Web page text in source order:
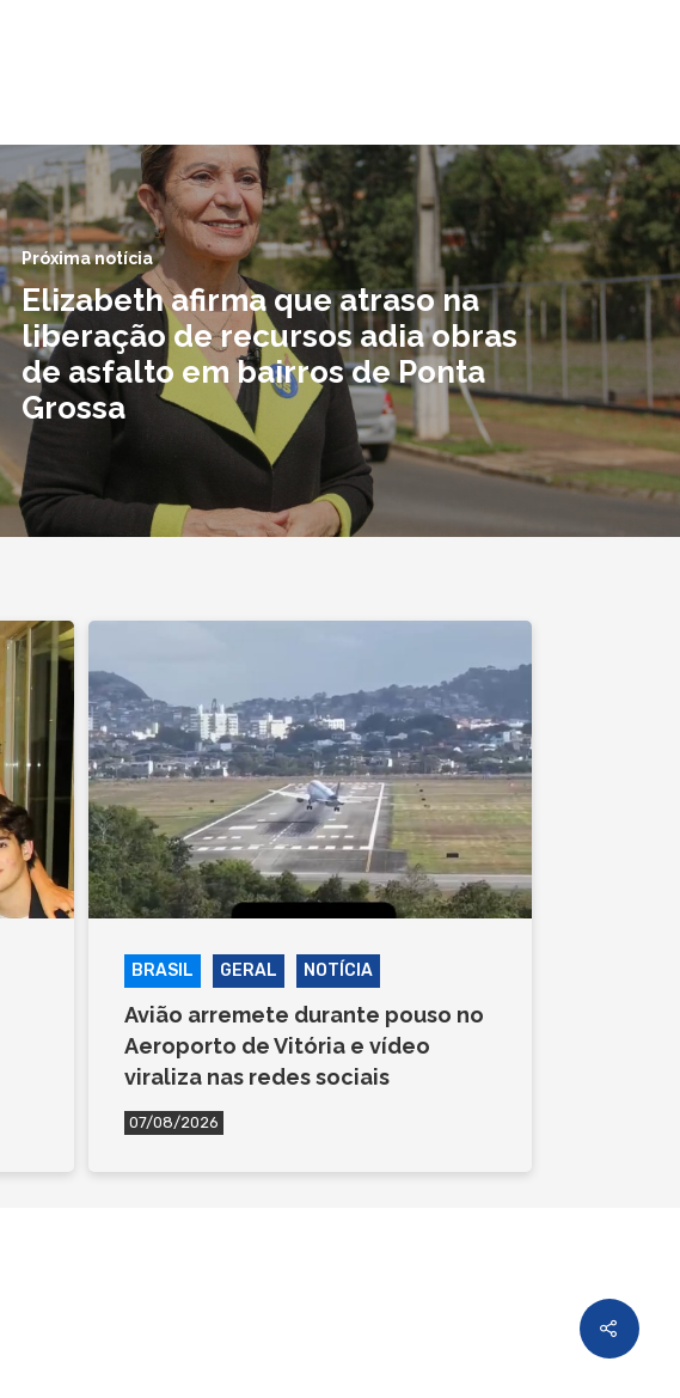
Próxima notícia
Elizabeth afirma que atraso na
liberação de recursos adia obras
de asfalto em bairros de Ponta
Grossa
BRASIL GERAL NOTÍCIA
Avião arremete durante pouso no
Aeroporto de Vitória e vídeo
viraliza nas redes sociais
07/08/2026